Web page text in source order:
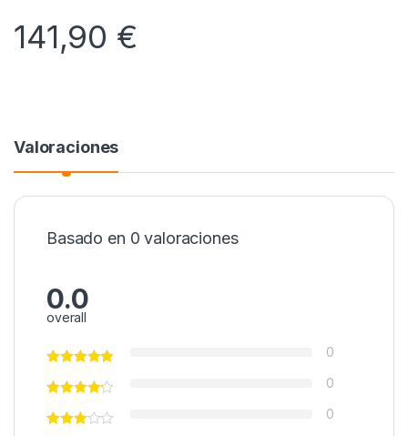
141,90 €
Valoraciones
Basado en 0 valoraciones
0.0
overall
0
0
0